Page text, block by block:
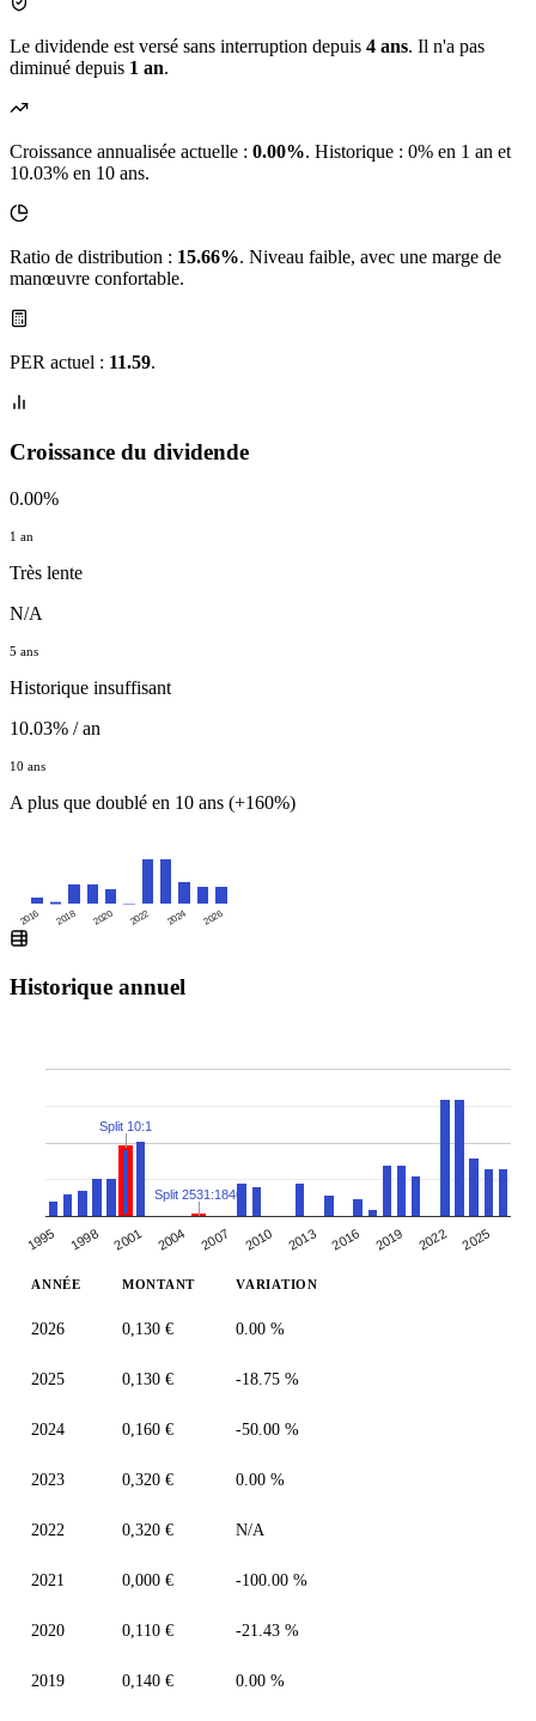
Le dividende est versé sans interruption depuis 4 ans. Il n'a pas
diminué depuis 1 an.
Croissance annualisée actuelle : 0.00%. Historique : 0% en 1 an et
10.03% en 10 ans.
Ratio de distribution : 15.66%. Niveau faible, avec une marge de
manœuvre confortable.
PER actuel : 11.59.
Croissance du dividende
0.00%
1 an
Très lente
N/A
5 ans
Historique insuffisant
10.03% / an
10 ans
A plus que doublé en 10 ans (+160%)
2016 2018 2020 2022 2024 2026
Historique annuel
1995 1998 2001 2004 2007 2010 2013 2016 2019 2022 2025
Split 10:1
Split 2531:1846
ANNÉE MONTANT VARIATION
2026 0,130 € 0.00 %
2025 0,130 € -18.75 %
2024 0,160 € -50.00 %
2023 0,320 € 0.00 %
2022 0,320 € N/A
2021 0,000 € -100.00 %
2020 0,110 € -21.43 %
2019 0,140 € 0.00 %